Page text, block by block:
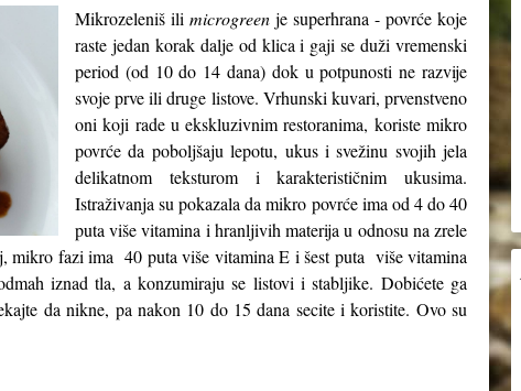
Mikrozeleniš ili microgreen je superhrana - povrće koje
raste jedan korak dalje od klica i gaji se duži vremenski
period (od 10 do 14 dana) dok u potpunosti ne razvije
svoje prve ili druge listove. Vrhunski kuvari, prvenstveno
oni koji rade u ekskluzivnim restoranima, koriste mikro
povrće da poboljšaju lepotu, ukus i svežinu svojih jela
delikatnom teksturom i karakterističnim ukusima.
Istraživanja su pokazala da mikro povrće ima od 4 do 40
puta više vitamina i hranljivih materija u odnosu na zrele
mikro fazi ima 40 puta više vitamina E i šest puta više vitamina
iznad tla, a konzumiraju se listovi i stabljike. Dobićete ga
da nikne, pa nakon 10 do 15 dana secite i koristite. Ovo su